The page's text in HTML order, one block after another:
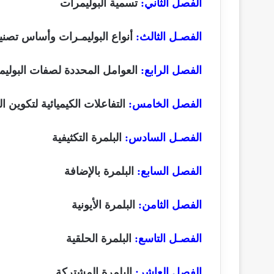
الفصل الثاني: تسمية البوليمرات
الفصـل الثالث: أنواع البوليمـرات وأساس
الفصل الرابع: العوامل المحددة لصفات
الفصل الخامس: التفاعلات الكيميائية لتكوين
الفصـل السادس: البلمرة التكثيفية
الفصل السابع: البلمرة بالإضافة
الفصل الثامن: البلمرة الأيونية
الفصـل التاسع: البلمرة الحلقية